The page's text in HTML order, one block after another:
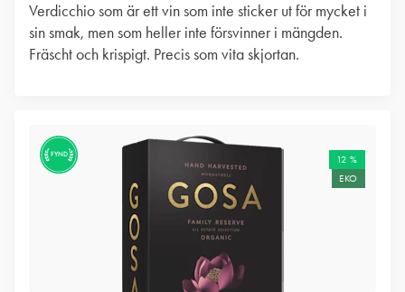
Verdicchio som är ett vin som inte sticker ut för mycket i
sin smak, men som heller inte försvinner i mängden.
Fräscht och krispigt. Precis som vita skjortan.
FYND
12 %
EKO